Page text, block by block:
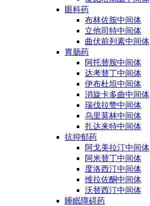
眼科药
布林佐胺中间体
立他司特中间体
曲伏前列素中间体
胃肠药
阿托替胺中间体
达考替丁中间体
伊布杜坦中间体
消旋卡多曲中间体
瑞伐拉赞中间体
乌里莫林中间体
扎达来特中间体
抗抑郁药
阿戈美拉汀中间体
阿米替丁中间体
度洛西汀中间体
维拉佐酮中间体
沃替西汀中间体
睡眠障碍药